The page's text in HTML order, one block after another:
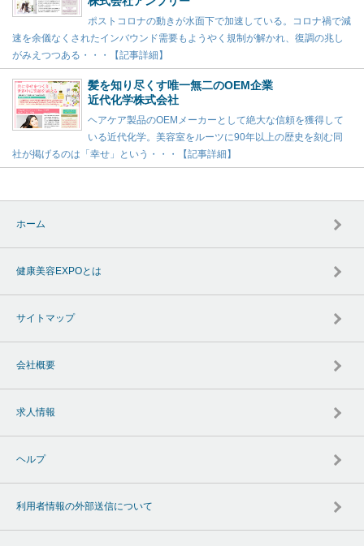
ポストコロナの動きが水面下で加速している。コロナ禍で減
速を余儀なくされたインバウンド需要もようやく規制が解かれ、復調の兆し
がみえつつある・・・【記事詳細】
髪を知り尽くす唯一無二のOEM企業
近代化学株式会社
ヘアケア製品のOEMメーカーとして絶大な信頼を獲得して
いる近代化学。美容室をルーツに90年以上の歴史を刻む同
社が掲げるのは「幸せ」という・・・【記事詳細】
ホーム
健康美容EXPOとは
サイトマップ
会社概要
求人情報
ヘルプ
利用者情報の外部送信について